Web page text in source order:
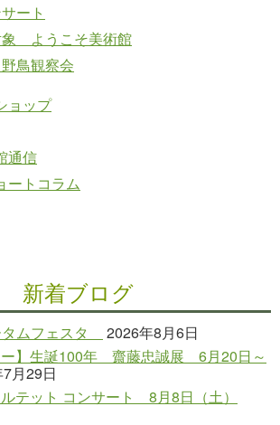
ート
象 ようこそ美術館
鳥観察会
ョップ
通信
ートコラム
新着ブログ
ムフェスタ
2026年8月6日
ー】生誕100年 齋藤忠誠展 6月20日～
月29日
テット コンサート 8月8日（土）